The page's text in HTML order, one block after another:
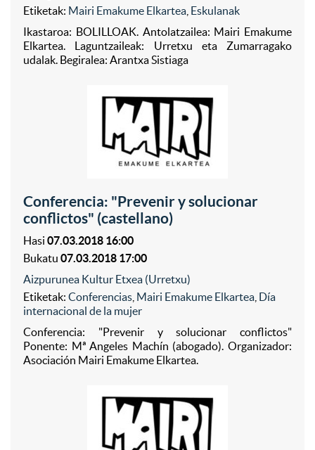
Etiketak: Mairi Emakume Elkartea Eskulanak
Ikastaroa: BOLILLOAK. Antolatzailea: Mairi Emakume
Elkartea. Laguntzaileak: Urretxu eta Zumarragako
udalak. Begiralea: Arantxa Sistiaga
Conferencia: "Prevenir y solucionar
conflictos" (castellano)
Hasi 07.03.2018 16:00
Bukatu 07.03.2018 17:00
Aizpurunea Kultur Etxea (Urretxu)
Etiketak: Conferencias Mairi Emakume Elkartea Día
internacional de la mujer
Conferencia: "Prevenir y solucionar conflictos"
Ponente: Mª Angeles Machín (abogado). Organizador:
Asociación Mairi Emakume Elkartea.